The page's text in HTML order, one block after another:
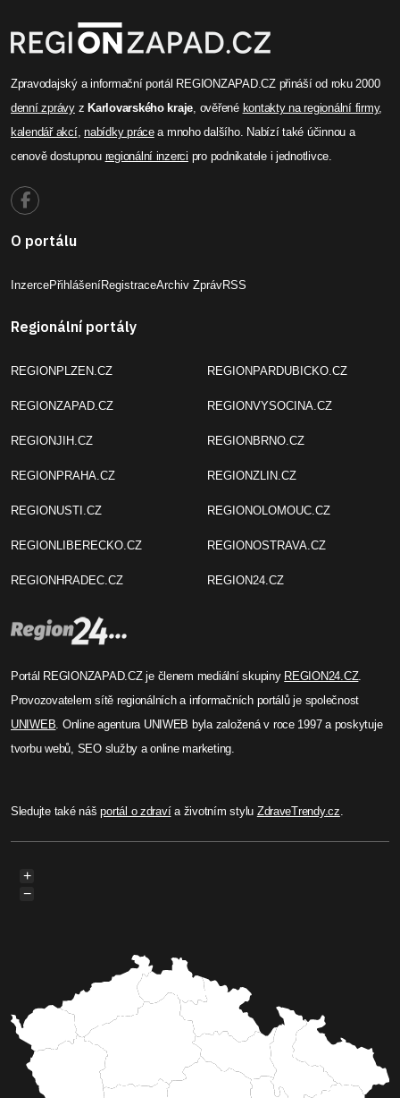
Zpravodajský a informační portál REGIONZAPAD.CZ přináší od roku 2000
denní zprávyz Karlovarského kraje, ověřené kontakty na regionální firmy,
kalendář akcí,nabídky prácea mnoho dalšího. Nabízí také účinnou a
cenově dostupnou regionální inzerci pro podnikatele i jednotlivce.
O portálu
InzercePřihlášeníRegistraceArchiv ZprávRSS
Regionální portály
REGIONPLZEN.CZ
REGIONZAPAD.CZ
REGIONJIH.CZ
REGIONPRAHA.CZ
REGIONUSTI.CZ
REGIONLIBERECKO.CZ
REGIONHRADEC.CZ
REGIONPARDUBICKO.CZ
REGIONVYSOCINA.CZ
REGIONBRNO.CZ
REGIONZLIN.CZ
REGIONOLOMOUC.CZ
REGIONOSTRAVA.CZ
REGION24.CZ
Portál REGIONZAPAD.CZ je členem mediální skupiny REGION24.CZ.
Provozovatelem sítě regionálních a informačních portálů je společnost
UNIWEB. Online agentura UNIWEB byla založená v roce 1997 a poskytuje
tvorbu webů, SEO služby a online marketing.
Sledujte také nášportál o zdravía životním stylu ZdraveTrendy.cz.
+
−